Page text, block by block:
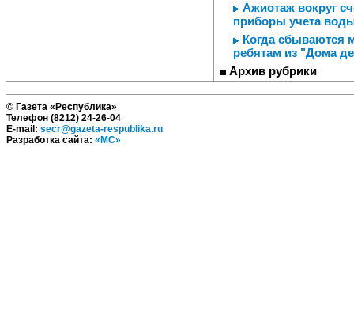
Ажиотаж вокруг
приборы учета
Когда сбываются
ребятам из "Дома
Архив рубрики
© Газета «Республика»
Телефон (8212) 24-26-04
E-mail: secr@gazeta-respublika.ru
Разработка сайта: «МС»